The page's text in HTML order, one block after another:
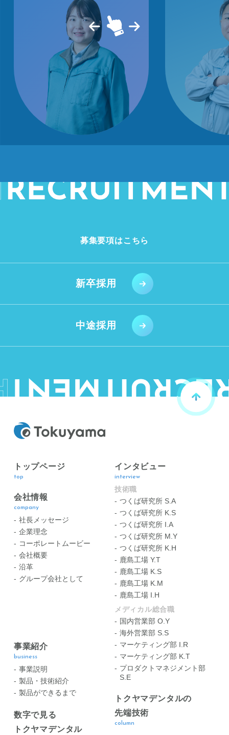
募集要項はこちら
新卒採用
中途採用
トップページ
top
会社情報
company
社長メッセージ
企業理念
コーポレートムービー
会社概要
沿革
グループ会社として
事業紹介
business
事業説明
製品・技術紹介
製品ができるまで
数字で見る
トクヤマデンタル
インタビュー
interview
技術職
つくば研究所 S.A
つくば研究所 K.S
つくば研究所 I.A
つくば研究所 M.Y
つくば研究所 K.H
鹿島工場 Y.T
鹿島工場 K.S
鹿島工場 K.M
鹿島工場 I.H
メディカル総合職
国内営業部 O.Y
海外営業部 S.S
マーケティング部 I.R
マーケティング部 K.T
プロダクトマネジメント部
S.E
トクヤマデンタルの
先端技術
column